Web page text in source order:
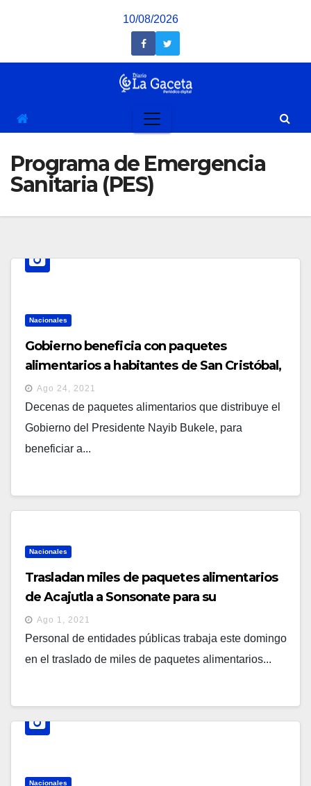
10/08/2026
Programa de Emergencia
Sanitaria (PES)
Nacionales
Gobierno beneficia con paquetes
alimentarios a habitantes de San Cristóbal,
Cuscatlán
Ago 24, 2021
Decenas de paquetes alimentarios que distribuye el
Gobierno del Presidente Nayib Bukele, para
beneficiar a...
Nacionales
Trasladan miles de paquetes alimentarios
de Acajutla a Sonsonate para su
distribución
Ago 1, 2021
Personal de entidades públicas trabaja este domingo
en el traslado de miles de paquetes alimentarios...
Nacionales